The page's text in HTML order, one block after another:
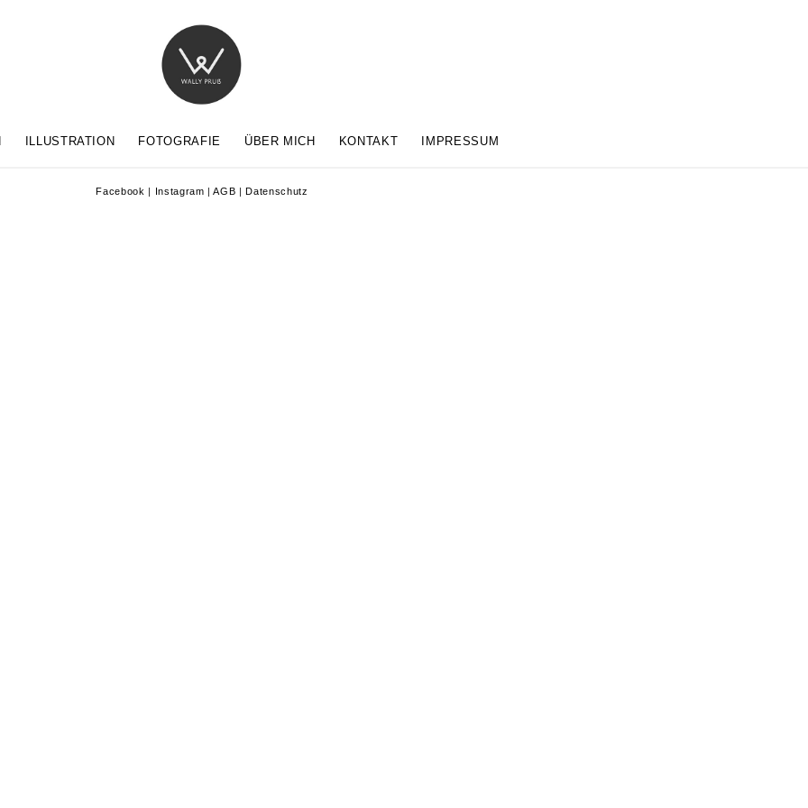
ILLUSTRATION FOTOGRAFIE ÜBER MICH KONTAKT IMPRESSUM
Facebook | Instagram |AGB |Datenschutz